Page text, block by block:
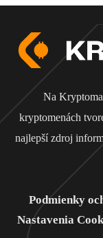
Na
kryptomenách
najlepší zdroj
Podmienky
Nastavenia